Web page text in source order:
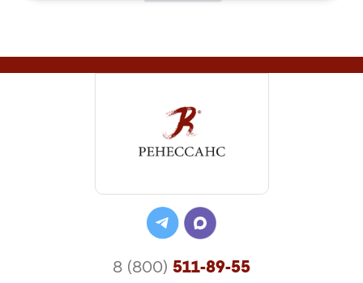
8 (800) 511-89-55